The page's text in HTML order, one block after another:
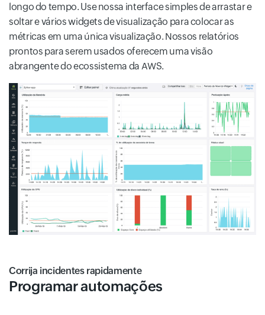
longo do tempo. Use nossa interface simples de arrastar e
soltar e vários widgets de visualização para colocar as
métricas em uma única visualização. Nossos relatórios
prontos para serem usados oferecem uma visão
abrangente do ecossistema da AWS.
Corrija incidentes rapidamente
Programar automações